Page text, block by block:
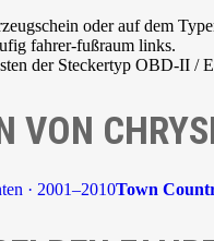
oder auf dem
fahrer-fußraum links.
der Steckertyp OBD-II /
VON
· 2001–2010Town